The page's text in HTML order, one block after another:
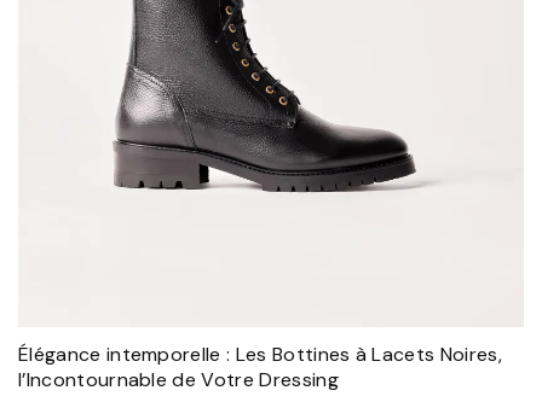
Élégance intemporelle : Les Bottines à Lacets Noires,
l’Incontournable de Votre Dressing